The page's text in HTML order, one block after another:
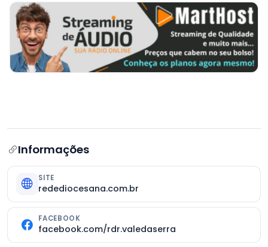
Informações
SITE
redediocesana.com.br
FACEBOOK
facebook.com/rdr.valedaserra